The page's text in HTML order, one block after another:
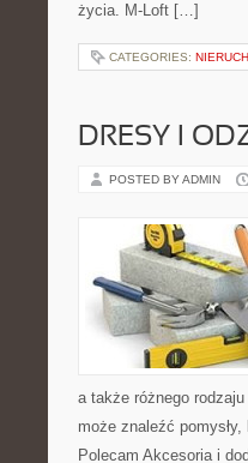
życia. M-Loft […]
CATEGORIES:
DRESY I
POSTED BY ADMIN
a także różnego
może znaleźć
Polecam Akcesoria i